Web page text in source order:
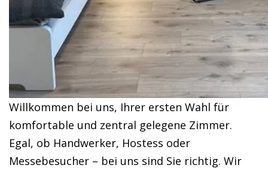
Willkommen bei uns, Ihrer ersten Wahl für
komfortable und zentral gelegene Zimmer.
Egal, ob Handwerker, Hostess oder
Messebesucher – bei uns sind Sie richtig. Wir